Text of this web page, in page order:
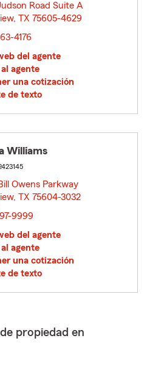
Road Suite A
TX 75605-4629
4176
del agente
al agente
una cotización
de texto
Williams
Owens Parkway
TX 75604-3032
9999
del agente
al agente
una cotización
de texto
propiedad en